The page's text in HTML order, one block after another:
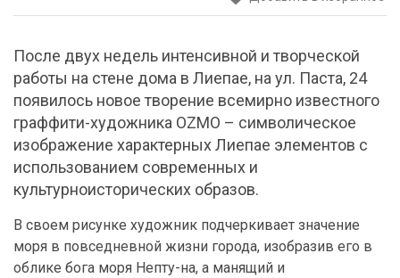
После двух недель интенсивной и творческой
работы на стене дома в Лиепае, на ул. Паста, 24
появилось новое творение всемирно известного
граффити-художника OZMO – символическое
изображение характерных Лиепае элементов с
использованием современных и
культурноисторических образов.
В своем рисунке художник подчеркивает значение
моря в повседневной жизни города, изобразив его в
облике бога моря Непту-на, а манящий и